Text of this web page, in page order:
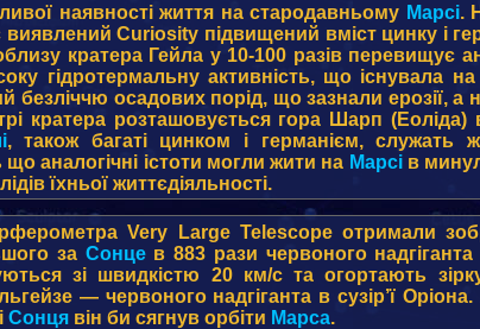
наявності життя на стародавньому Марсі.
Curiosity підвищений вміст цинку і
кратера Гейла у 10-100 разів перевищує
гідротермальну активність, що існувала на
безліччю осадових порід, що зазнали ерозії, а
кратера розташовується гора Шарп (Еоліда)
, також багаті цинком і германієм, служать
аналогічні істоти могли жити на Марсів
їхньої життєдіяльності.
Very Large Telescope отримали
за Сонцев 883 рази червоного надгіганта
зі швидкістю 20 км/с та огортають
— червоного надгіганта в сузір’ї
Сонцявін би сягнув орбіти Марса.